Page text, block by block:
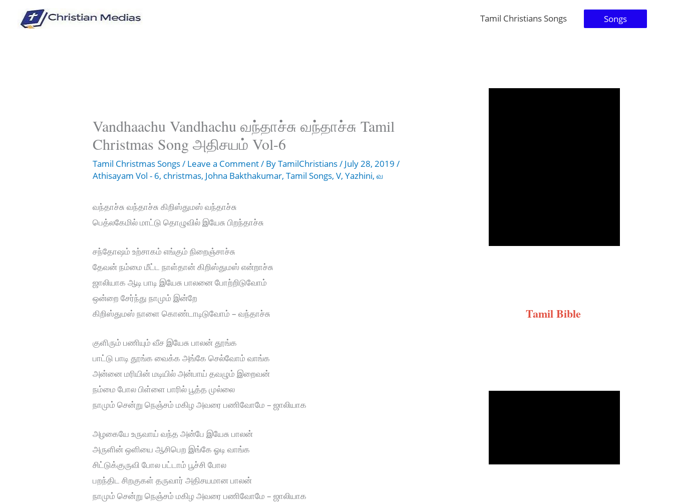
Tamil Christians Songs Songs
Vandhaachu Vandhachu வந்தாச்சு வந்தாச்சு Tamil
Christmas Song அதிசயம் Vol-6
Tamil Christmas Songs/ Leave a Comment/ ByTamilChristians/ July 28, 2019/
Athisayam Vol - 6, christmas, Johna Bakthakumar,Tamil Songs,V,Yazhini,வ
வந்தாச்சு வந்தாச்சு கிறிஸ்துமஸ் வந்தாச்சு
பெத்லகேமில் மாட்டு தொழுவில் இயேசு பிறந்தாச்சு
சந்தோஷம் உற்சாகம் எங்கும் நிறைஞ்சாச்சு
தேவன் நம்மை மீட்ட நாள்தான் கிறிஸ்துமஸ் என்றாச்சு
ஜாலியாக ஆடி பாடி இயேசு பாலனை போற்றிடுவோம்
ஒன்றை சேர்ந்து நாமும் இன்றே
கிறிஸ்துமஸ் நாளை கொண்டாடிடுவோம் – வந்தாச்சு
குளிரும் பணியும் வீச இயேசு பாலன் தூங்க
பாட்டு பாடி தூங்க வைக்க அங்கே செல்வோம் வாங்க
அன்னை மரியின் மடியில் அன்பாய் தவழும் இறைவன்
நம்மை போல பிள்ளை பாரில் பூத்த முல்லை
நாமும் சென்று நெஞ்சம் மகிழ அவரை பணிவோமே – ஜாலியாக
அழகையே உருவாய் வந்த அன்பே இயேசு பாலன்
அருளின் ஒளியை ஆசிபெற இங்கே ஓடி வாங்க
சிட்டுக்குருவி போல பட்டாம் பூச்சி போல
பறந்திட சிறகுகள் தருவார் அதிசயமான பாலன்
நாமும் சென்று நெஞ்சம் மகிழ அவரை பணிவோமே – ஜாலியாக
Tamil Bible